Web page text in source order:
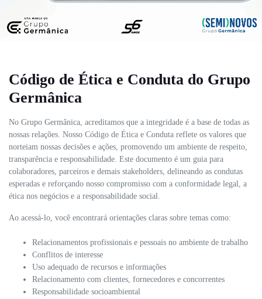
Código de Ética e Conduta do Grupo
Germânica
No Grupo Germânica, acreditamos que a integridade é a base de todas as
nossas relações. Nosso Código de Ética e Conduta reflete os valores que
norteiam nossas decisões e ações, promovendo um ambiente de respeito,
transparência e responsabilidade. Este documento é um guia para
colaboradores, parceiros e demais stakeholders, delineando as condutas
esperadas e reforçando nosso compromisso com a conformidade legal, a
ética nos negócios e a responsabilidade social.
Ao acessá-lo, você encontrará orientações claras sobre temas como:
Relacionamentos profissionais e pessoais no ambiente de trabalho
Conflitos de interesse
Uso adequado de recursos e informações
Relacionamento com clientes, fornecedores e concorrentes
Responsabilidade socioambiental